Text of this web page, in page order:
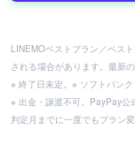
LINEMOベストプラン／ベス
される場合があります。最新
※ 終了日未定。※ ソフトバン
※ 出金・譲渡不可。PayPay公
判定月までに一度でもプラン